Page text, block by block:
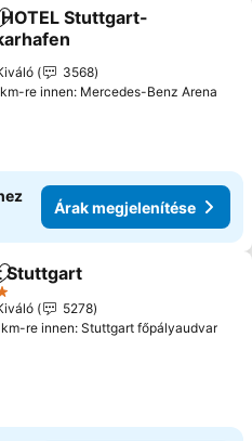
a kedvencekhez
Stuttgart-
3568
re innen: Mercedes-Benz Arena
Árak megjelenítése
a kedvencekhez
Stuttgart
5278
re innen: Stuttgart főpályaudvar